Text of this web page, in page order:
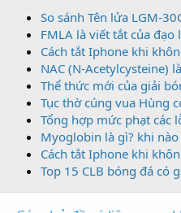
So sánh Tên lửa LGM-
FMLA là viết tắt của đạo
Cách tắt Iphone khi
NAC (N-Acetylcysteine)
Thể thức mới của giải
Tục thờ cúng vua Hùng
Tổng hợp mức phạt các
Myoglobin là gì? khi
Cách tắt Iphone khi
Top 15 CLB bóng đá có